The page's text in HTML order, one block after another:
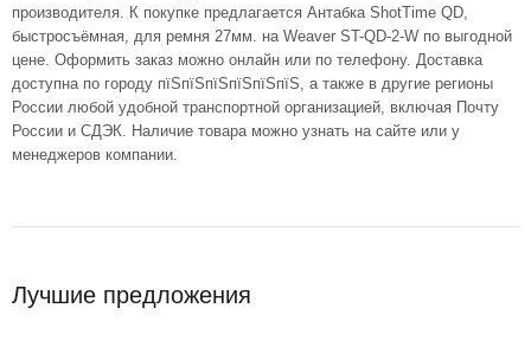
производителя. К покупке предлагается Антабка ShotTime QD,
быстросъёмная, для ремня 27мм. на Weaver ST-QD-2-W по выгодной
цене. Оформить заказ можно онлайн или по телефону. Доставка
доступна по городу пїЅпїЅпїЅпїЅпїЅпїЅ, а также в другие регионы
России любой удобной транспортной организацией, включая Почту
России и СДЭК. Наличие товара можно узнать на сайте или у
менеджеров компании.
Лучшие предложения